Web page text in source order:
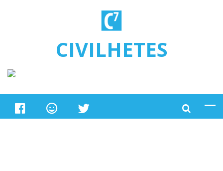
CIVILHETES